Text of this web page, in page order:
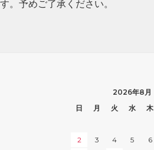
す。予めご了承ください。
2026年8月
日
月 火 水 木
2
3 4 5 6